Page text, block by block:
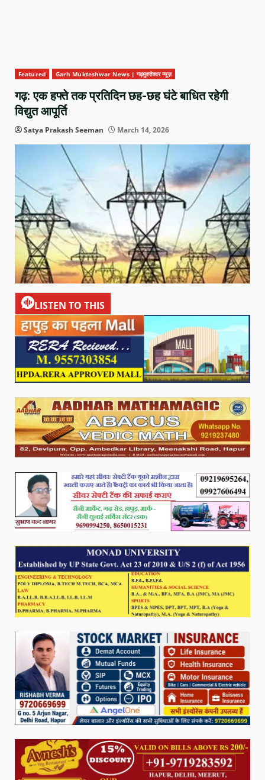
Featured Garh Mukteshwar News | गढ़मुक्तेश्वर न्यूज़
गढ़: एक हफ्ते तक प्रतिदिन छह-छह घंटे बाधित रहेगी
विद्युत आपूर्ति
Satya Prakash Seeman March 14, 2026
LISTEN TO THIS